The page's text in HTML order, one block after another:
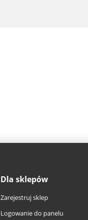
Dla sklepów
Zarejestruj sklep
Logowanie do panelu